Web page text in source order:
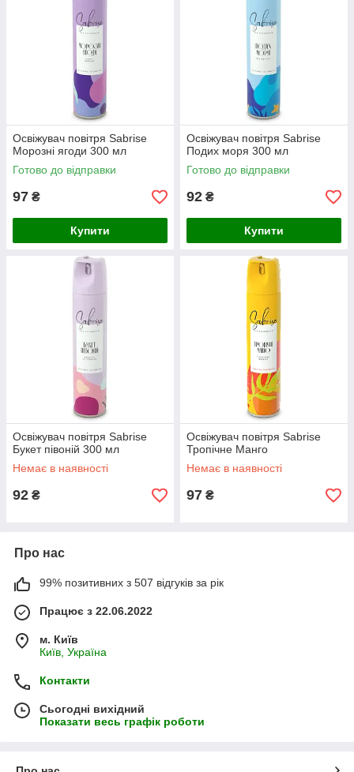
Освіжувач повітря Sabrise
Морозні ягоди 300 мл
Готово до відправки
97 ₴
Купити
Освіжувач повітря Sabrise
Подих моря 300 мл
Готово до відправки
92 ₴
Купити
Освіжувач повітря Sabrise
Букет півоній 300 мл
Немає в наявності
92 ₴
Освіжувач повітря Sabrise
Тропічне Манго
Немає в наявності
97 ₴
Про нас
99% позитивних з 507 відгуків за рік
Працює з 22.06.2022
м. Київ
Київ, Україна
Контакти
Сьогодні вихідний
Показати весь графік роботи